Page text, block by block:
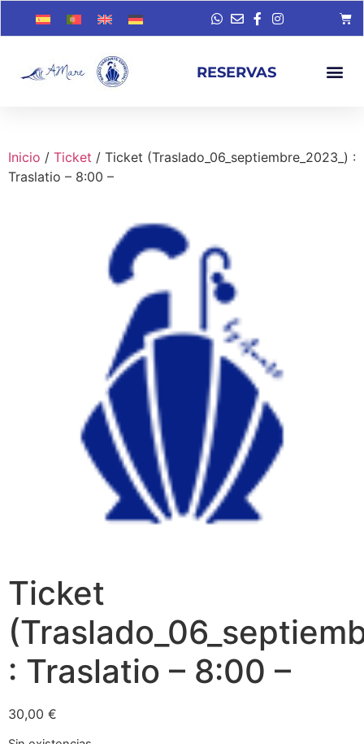
RESERVAS
Inicio / Ticket / Ticket (Traslado_06_septiembre_2023_) :
Traslatio – 8:00 –
Ticket
: Traslatio – 8:00 –
30,00 €